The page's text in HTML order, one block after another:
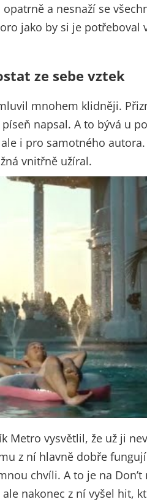
a nesnaží se
jako by si je potřeboval
ze sebe vztek
mnohem klidněji.
napsal. A to bývá u
i pro samotného
vnitřně užíral.
Metro vysvětlil, že už ji
z ní hlavně dobře
chvíli. A to je na Don’t
nakonec z ní vyšel hit,